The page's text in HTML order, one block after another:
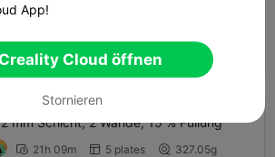
340.98g
mm Schicht, 2 Wände, 15 % Füllung
 21h 09m  5 plates  327.05g
App!
Cloud öffnen
Stornieren